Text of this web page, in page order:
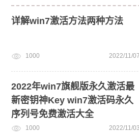
详解win7激活方法两种方法
1000 2022/11/07
2022年win7旗舰版永久激活最
新密钥神Key win7激活码永久
序列号免费激活大全
1000 2022/11/03